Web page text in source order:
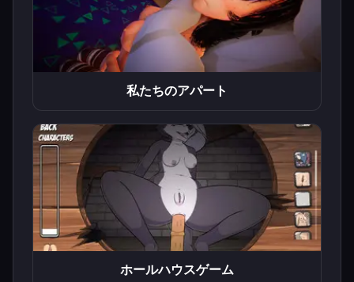
私たちのアパート
ホールハウスゲーム